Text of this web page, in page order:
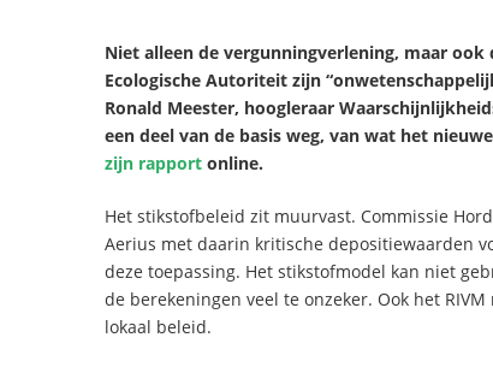
Niet alleen de vergunningverlening, maar
Ecologische Autoriteit zijn
Ronald Meester, hoogleraar
een deel van de basis weg, van wat het
zijn rapport online.
Het stikstofbeleid zit muurvast. Commissie
Aerius met daarin kritische depositiewaarden
deze toepassing. Het stikstofmodel kan niet
de berekeningen veel te onzeker. Ook het
lokaal beleid.